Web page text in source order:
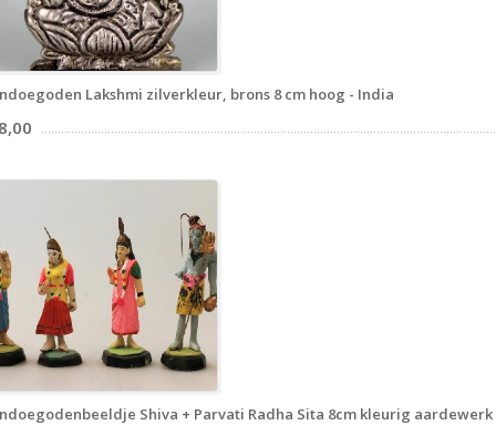
Lakshmi zilverkleur, brons 8 cm hoog - India
Shiva + Parvati Radha Sita 8cm kleurig aardewerk